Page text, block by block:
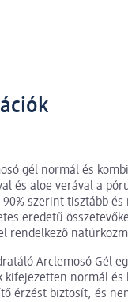
gél normál és
és aloe verával a
szerint tisztább
eredetű
rendelkező
Arclemosó Gél
kifejezetten normál
érzést biztosít, és